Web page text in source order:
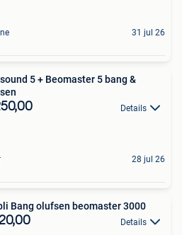
31 jul 26
5 + Beomaster 5 bang &
Details
28 jul 26
Bang olufsen beomaster 3000
Details